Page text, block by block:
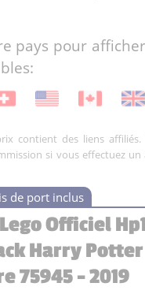
pays pour
contient des liens affiliés.
si vous effectuez un
Officiel
Harry Potter
75945 - 2019